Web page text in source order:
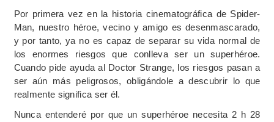
Por primera vez en la historia cinematográfica de Spider-
Man, nuestro héroe, vecino y amigo es desenmascarado,
y por tanto, ya no es capaz de separar su vida normal de
los enormes riesgos que conlleva ser un superhéroe.
Cuando pide ayuda al Doctor Strange, los riesgos pasan a
ser aún más peligrosos, obligándole a descubrir lo que
realmente significa ser él.
Nunca entenderé por que un superhéroe necesita 2 h 28